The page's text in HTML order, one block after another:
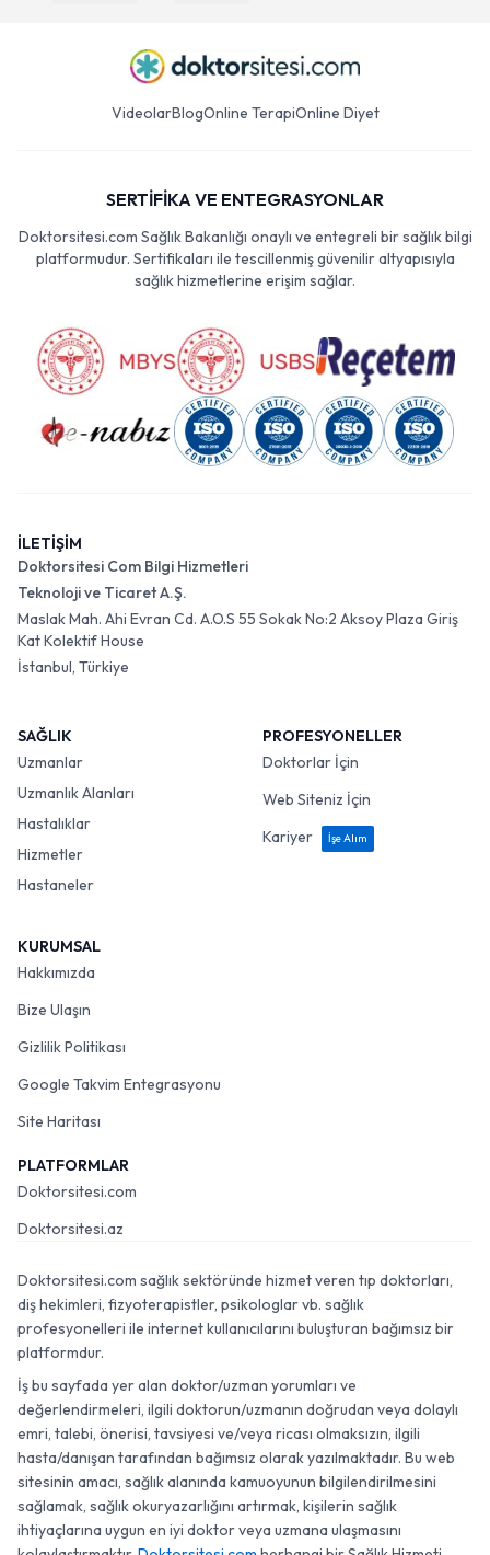
VideolarBlogOnline TerapiOnline Diyet
SERTİFİKA VE ENTEGRASYONLAR
Doktorsitesi.com Sağlık Bakanlığı onaylı ve entegreli bir sağlık bilgi
platformudur. Sertifikaları ile tescillenmiş güvenilir altyapısıyla
sağlık hizmetlerine erişim sağlar.
İLETİŞİM
Doktorsitesi Com Bilgi Hizmetleri
Teknoloji ve Ticaret A.Ş.
Maslak Mah. Ahi Evran Cd. A.O.S 55 Sokak No:2 Aksoy Plaza Giriş
Kat Kolektif House
İstanbul, Türkiye
SAĞLIK
Uzmanlar
Uzmanlık Alanları
Hastalıklar
Hizmetler
Hastaneler
PROFESYONELLER
Doktorlar İçin
Web Siteniz İçin
Kariyer
İşe Alım
KURUMSAL
Hakkımızda
Bize Ulaşın
Gizlilik Politikası
Google Takvim Entegrasyonu
Site Haritası
PLATFORMLAR
Doktorsitesi.com
Doktorsitesi.az
Doktorsitesi.com sağlık sektöründe hizmet veren tıp doktorları,
diş hekimleri, fizyoterapistler, psikologlar vb. sağlık
profesyonelleri ile internet kullanıcılarını buluşturan bağımsız bir
platformdur.
İş bu sayfada yer alan doktor/uzman yorumları ve
değerlendirmeleri, ilgili doktorun/uzmanın doğrudan veya dolaylı
emri, talebi, önerisi, tavsiyesi ve/veya ricası olmaksızın, ilgili
hasta/danışan tarafından bağımsız olarak yazılmaktadır. Bu web
sitesinin amacı, sağlık alanında kamuoyunun bilgilendirilmesini
sağlamak, sağlık okuryazarlığını artırmak, kişilerin sağlık
ihtiyaçlarına uygun en iyi doktor veya uzmana ulaşmasını